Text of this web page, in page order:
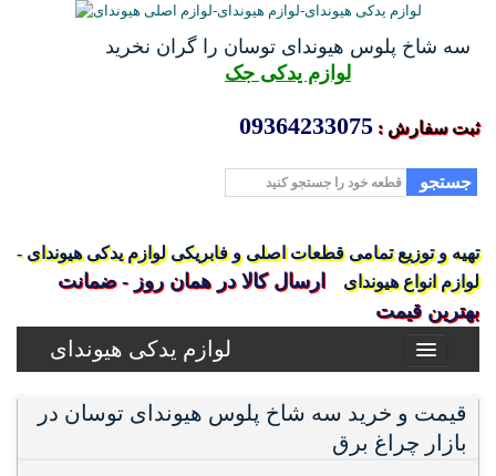
سه شاخ پلوس هیوندای توسان را گران نخرید
لوازم یدکی جک
ثبت سفارش : 09364233075
جستجو
تهیه و توزیع تمامی قطعات اصلی و فابریکی لوازم یدکی هیوندای -
لوازم انواع هیوندای
ارسال کالا در همان روز - ضمانت
بهترین قیمت
لوازم یدکی هیوندای
قیمت و خرید سه شاخ پلوس هیوندای توسان در
بازار چراغ برق